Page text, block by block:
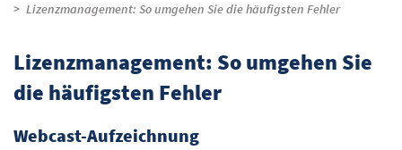
Lizenzmanagement: So umgehen Sie die häufigsten Fehler
Lizenzmanagement: So umgehen Sie
die häufigsten Fehler
Webcast-Aufzeichnung